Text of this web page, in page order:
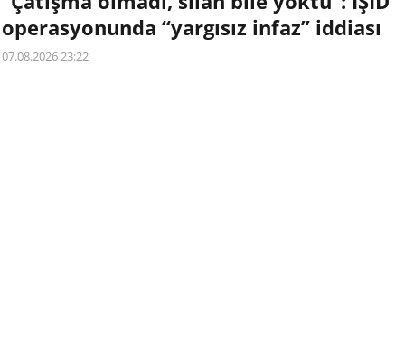
operasyonunda “yargısız infaz” iddiası
07.08.2026 23:22